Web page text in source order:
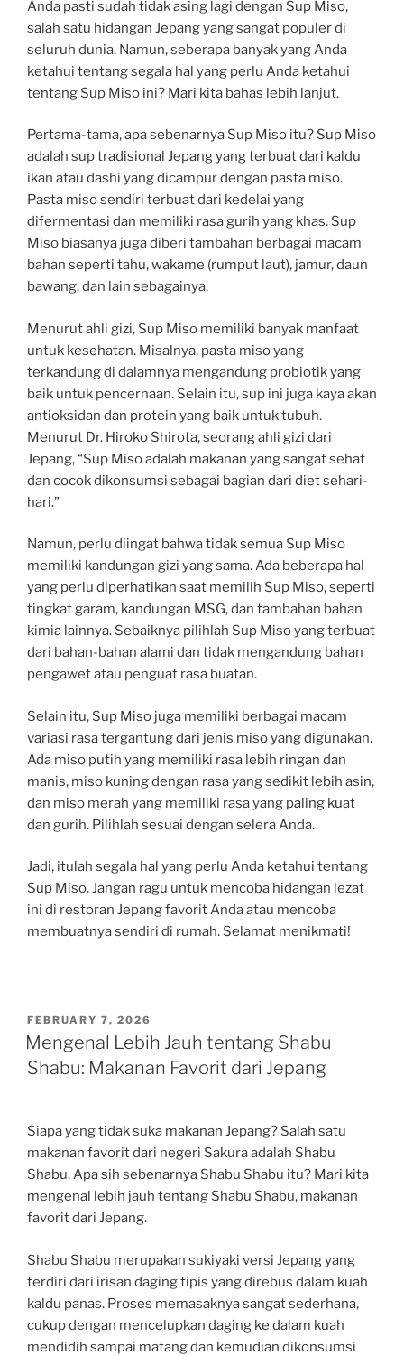
Anda pasti sudah tidak asing lagi dengan Sup Miso,
salah satu hidangan Jepang yang sangat populer di
seluruh dunia. Namun, seberapa banyak yang Anda
ketahui tentang segala hal yang perlu Anda ketahui
tentang Sup Miso ini? Mari kita bahas lebih lanjut.
Pertama-tama, apa sebenarnya Sup Miso itu? Sup Miso
adalah sup tradisional Jepang yang terbuat dari kaldu
ikan atau dashi yang dicampur dengan pasta miso.
Pasta miso sendiri terbuat dari kedelai yang
difermentasi dan memiliki rasa gurih yang khas. Sup
Miso biasanya juga diberi tambahan berbagai macam
bahan seperti tahu, wakame (rumput laut), jamur, daun
bawang, dan lain sebagainya.
Menurut ahli gizi, Sup Miso memiliki banyak manfaat
untuk kesehatan. Misalnya, pasta miso yang
terkandung di dalamnya mengandung probiotik yang
baik untuk pencernaan. Selain itu, sup ini juga kaya akan
antioksidan dan protein yang baik untuk tubuh.
Menurut Dr. Hiroko Shirota, seorang ahli gizi dari
Jepang, “Sup Miso adalah makanan yang sangat sehat
dan cocok dikonsumsi sebagai bagian dari diet sehari-
hari.”
Namun, perlu diingat bahwa tidak semua Sup Miso
memiliki kandungan gizi yang sama. Ada beberapa hal
yang perlu diperhatikan saat memilih Sup Miso, seperti
tingkat garam, kandungan MSG, dan tambahan bahan
kimia lainnya. Sebaiknya pilihlah Sup Miso yang terbuat
dari bahan-bahan alami dan tidak mengandung bahan
pengawet atau penguat rasa buatan.
Selain itu, Sup Miso juga memiliki berbagai macam
variasi rasa tergantung dari jenis miso yang digunakan.
Ada miso putih yang memiliki rasa lebih ringan dan
manis, miso kuning dengan rasa yang sedikit lebih asin,
dan miso merah yang memiliki rasa yang paling kuat
dan gurih. Pilihlah sesuai dengan selera Anda.
Jadi, itulah segala hal yang perlu Anda ketahui tentang
Sup Miso. Jangan ragu untuk mencoba hidangan lezat
ini di restoran Jepang favorit Anda atau mencoba
membuatnya sendiri di rumah. Selamat menikmati!
POSTED
ON
FEBRUARY 7, 2026
Mengenal Lebih Jauh tentang Shabu
Shabu: Makanan Favorit dari Jepang
Siapa yang tidak suka makanan Jepang? Salah satu
makanan favorit dari negeri Sakura adalah Shabu
Shabu. Apa sih sebenarnya Shabu Shabu itu? Mari kita
mengenal lebih jauh tentang Shabu Shabu, makanan
favorit dari Jepang.
Shabu Shabu merupakan sukiyaki versi Jepang yang
terdiri dari irisan daging tipis yang direbus dalam kuah
kaldu panas. Proses memasaknya sangat sederhana,
cukup dengan mencelupkan daging ke dalam kuah
mendidih sampai matang dan kemudian dikonsumsi